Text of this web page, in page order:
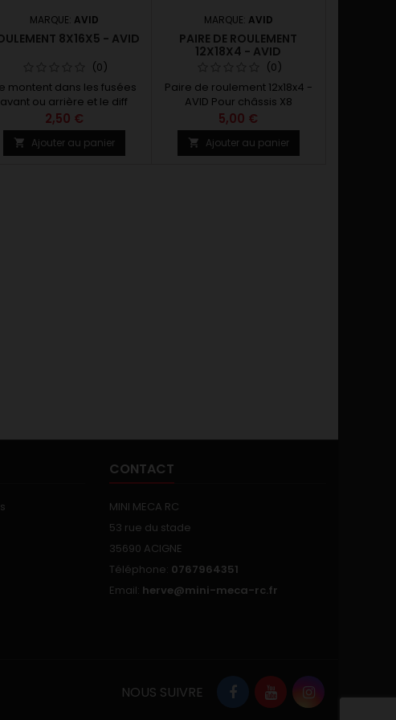
MARQUE: AVID
8X16X5 - AVID
(0)
montent dans les fusées
avant ou arrière et le diff
de la COBRA 811 Vendu
a l'unité 1396
2,50 €
 Ajouter au panier
MARQUE: AVID
PAIRE DE ROULEMENT
12X18X4 - AVID
(0)
Paire de roulement 12x18x4 -
AVID Pour châssis X8
5,00 €
 Ajouter au panier
CONTACT
MINI MECA RC
53 rue du stade
35690 ACIGNE
Téléphone: 0767964351
Email: herve@mini-meca-rc.fr
NOUS SUIVRE